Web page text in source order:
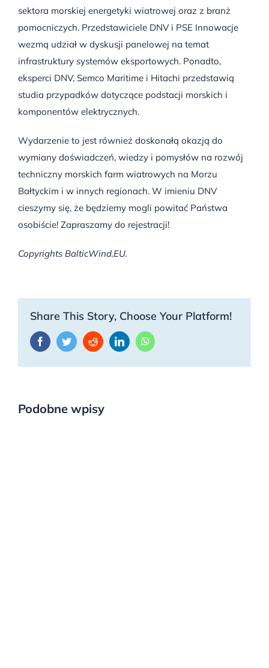
sektora morskiej energetyki wiatrowej oraz z branż
pomocniczych. Przedstawiciele DNV i PSE Innowacje
wezmą udział w dyskusji panelowej na temat
infrastruktury systemów eksportowych. Ponadto,
eksperci DNV, Semco Maritime i Hitachi przedstawią
studia przypadków dotyczące podstacji morskich i
komponentów elektrycznych.
Wydarzenie to jest również doskonałą okazją do
wymiany doświadczeń, wiedzy i pomysłów na rozwój
techniczny morskich farm wiatrowych na Morzu
Bałtyckim i w innych regionach. W imieniu DNV
cieszymy się, że będziemy mogli powitać Państwa
osobiście! Zapraszamy do rejestracji!
Copyrights BalticWind.EU.
Share This Story, Choose Your Platform!
FacebookTwitterRedditLinkedInWhatsApp
Podobne wpisy